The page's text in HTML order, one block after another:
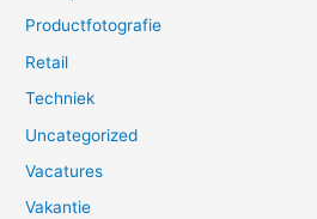
Productfotografie
Retail
Techniek
Uncategorized
Vacatures
Vakantie